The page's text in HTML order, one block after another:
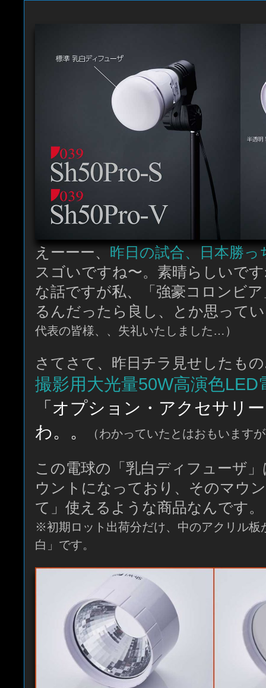
えーーー、 昨日の試合、日本勝
スゴいですね〜。素晴らしいで
な話ですが私、「強豪コロンビ
るんだったら良し、とか思って
代表の皆様、、失礼いたしました…）
さてさて、昨日チラ見せしたも
撮影用大光量50W高演色LED
「オプション・アクセサリ
わ。。
（わかっていたとはおもいます
この電球の「乳白ディフューザ
ウントになっており、そのマウ
て」使えるような商品なんです。
※初期ロット出荷分だけ、中のアクリル板
白」です。